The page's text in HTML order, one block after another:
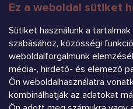
Ez a weboldal sütiket
Sütiket használunk a
szabásához, közösségi
weboldalforgalmunk
média-, hirdető- és elemező
Ön weboldalhasználatra
kombinálhatják az adatokat
FELIRATKOZÁS